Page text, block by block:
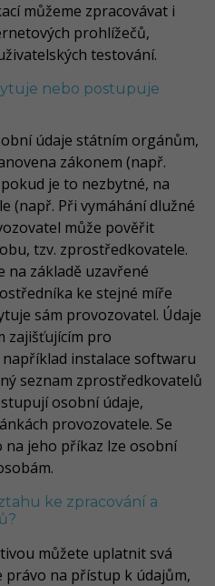
můžeme zpracovávat i
prohlížečů,
testování.
nebo postupuje
údaje státním orgánům,
zákonem (např.
je to nezbytné, na
(např. Při vymáhání dlužné
může pověřit
tzv. zprostředkovatele.
na základě uzavřené
ke stejné míře
sám provozovatel. Údaje
zajišťujícím pro
instalace softwaru
seznam zprostředkovatelů
osobní údaje,
provozovatele. Se
na jeho příkaz lze osobní
ke zpracování a
můžete uplatnit svá
právo na přístup k údajům,